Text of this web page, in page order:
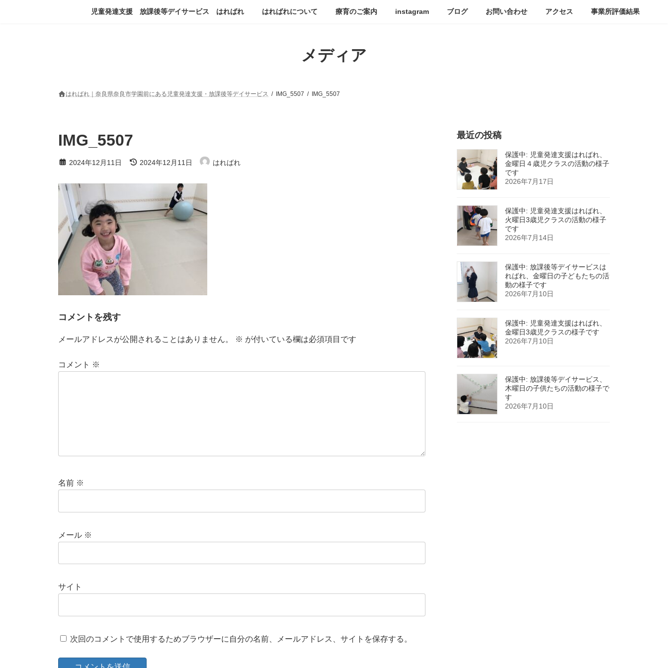
児童発達支援 放課後等デイサービス はればれ はればれについて 療育のご案内 instagram ブログ お問い合わせ アクセス 事業所評価結果
メディア
はればれ｜奈良県奈良市学園前にある児童発達支援・放課後等デイサービス IMG_5507 IMG_5507
IMG_5507
2024年12月11日
最
終
新
時
:
2024年12月11日 はればれ
コメントを残す
メールアドレスが公開されることはありません。 ※ が付いている欄は必須項目です
コメント ※
名前 ※
メール ※
サイト
次回のコメントで使用するためブラウザーに自分の名前、メールアドレス、サイトを保存する。
最近の投稿
保護中: 児童発達支援はればれ、
金曜日４歳児クラスの活動の様子
です
2026年7月17日
保護中: 児童発達支援はればれ、
火曜日3歳児クラスの活動の様子
です
2026年7月14日
保護中: 放課後等デイサービスは
ればれ、金曜日の子どもたちの活
動の様子です
2026年7月10日
保護中: 児童発達支援はればれ、
金曜日3歳児クラスの様子です
2026年7月10日
保護中: 放課後等デイサービス、
木曜日の子供たちの活動の様子で
す
2026年7月10日